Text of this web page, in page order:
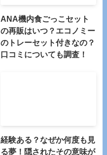
ANA機内食ごっこセット
の再販はいつ？エコノミー
のトレーセット付きなの？
口コミについても調査！
経験ある？なぜか何度も見
る夢！隠されたその意味が